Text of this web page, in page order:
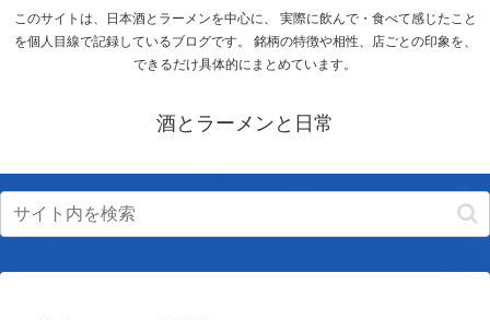
このサイトは、日本酒とラーメンを中心に、 実際に飲んで・食べて感じたこと
を個人目線で記録しているブログです。 銘柄の特徴や相性、店ごとの印象を、
できるだけ具体的にまとめています。
酒とラーメンと日常